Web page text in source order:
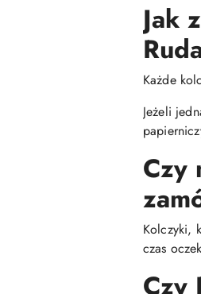
Jak
Każde
Jeżeli
Czy
Kolczyki,
czas
Czy